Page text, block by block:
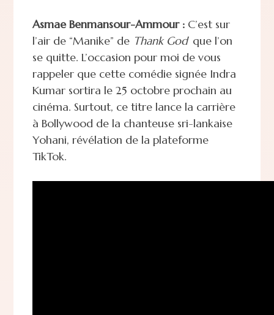
Asmae Benmansour-Ammour :C’est sur
l’air de “Manike” de Thank God que l’on
se quitte. L’occasion pour moi de vous
rappeler que cette comédie signée Indra
Kumar sortira le 25 octobre prochain au
cinéma. Surtout, ce titre lance la carrière
à Bollywood de la chanteuse sri-lankaise
Yohani, révélation de la plateforme
TikTok.